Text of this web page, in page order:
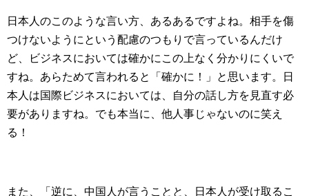
日本人のこのような言い方、あるあるですよね。相手を傷
つけないようにという配慮のつもりで言っているんだけ
ど、ビジネスにおいては確かにこの上なく分かりにくいで
すね。あらためて言われると「確かに！」と思います。日
本人は国際ビジネスにおいては、自分の話し方を見直す必
要がありますね。でも本当に、他人事じゃないのに笑え
る！
また、「逆に、中国人が言うことと、日本人が受け取るこ